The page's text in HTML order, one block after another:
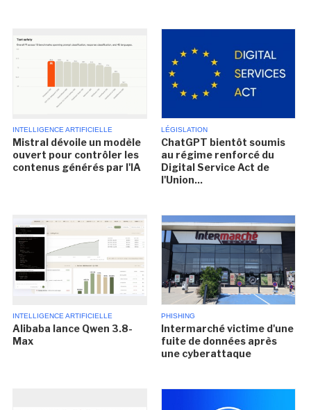
INTELLIGENCE ARTIFICIELLE
Mistral dévoile un modèle
ouvert pour contrôler les
contenus générés par l'IA
LÉGISLATION
ChatGPT bientôt soumis
au régime renforcé du
Digital Service Act de
l'Union...
INTELLIGENCE ARTIFICIELLE
Alibaba lance Qwen 3.8-
Max
PHISHING
Intermarché victime d'une
fuite de données après
une cyberattaque